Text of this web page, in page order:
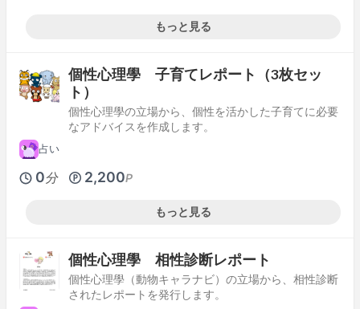
もっと見る
個性心理學 子育てレポート（3枚セッ
ト）
個性心理學の立場から、個性を活かした子育てに必要
なアドバイスを作成します。
占い
0分 2,200P
もっと見る
個性心理學 相性診断レポート
個性心理學（動物キャラナビ）の立場から、相性診断
されたレポートを発行します。